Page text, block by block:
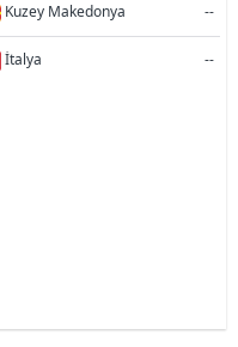
Kuzey Makedonya --
İtalya --